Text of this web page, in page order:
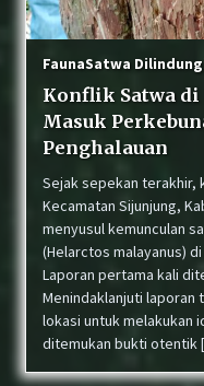
FaunaSatwa
Konflik Satwa di
Masuk
Penghalauan
Sejak sepekan terakhir,
Kecamatan Sijunjung,
menyusul kemunculan
(Helarctos malayanus)
Laporan pertama kali
Menindaklanjuti
lokasi untuk melakukan
ditemukan bukti